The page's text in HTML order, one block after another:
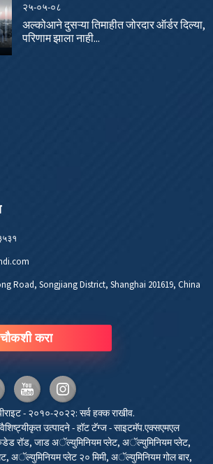
२५-०५-०८
अल्कोआने दुसऱ्या तिमाहीत जोरदार ऑर्डर दिल्या,
परिणाम झाला नाही...
Road, Songjiang District, Shanghai 201619, China
करा
- २०१०-२०२२: सर्व हक्क राखीव.
वैशिष्ट्यीकृत उत्पादने-हॉट टॅग्ज-साइटमॅप.एक्सएमएल
रॉड, जाड अॅल्युमिनियम प्लेट, अॅल्युमिनियम प्लेट,
, अॅल्युमिनियम प्लेट २० मिमी, अॅल्युमिनियम गोल बार,